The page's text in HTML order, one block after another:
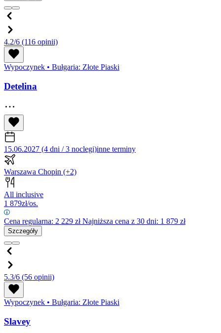
4.2/6 (116 opinii)
Wypoczynek • Bułgaria: Złote Piaski
Detelina
15.06.2027 (4 dni / 3 noclegi)inne terminy
Warszawa Chopin (+2)
All inclusive
1 879zł/os.
Cena regularna: 2 229 złNajniższa cena z 30 dni: 1 879 zł
Szczegóły
5.3/6 (56 opinii)
Wypoczynek • Bułgaria: Złote Piaski
Slavey